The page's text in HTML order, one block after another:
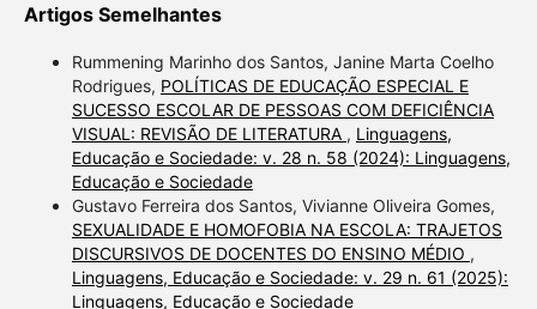
Artigos Semelhantes
Rummening Marinho dos Santos, Janine Marta Coelho
Rodrigues, POLÍTICAS DE EDUCAÇÃO ESPECIAL E
SUCESSO ESCOLAR DE PESSOAS COM DEFICIÊNCIA
VISUAL: REVISÃO DE LITERATURA , Linguagens,
Educação e Sociedade: v. 28 n. 58 (2024): Linguagens,
Educação e Sociedade
Gustavo Ferreira dos Santos, Vivianne Oliveira Gomes,
SEXUALIDADE E HOMOFOBIA NA ESCOLA: TRAJETOS
DISCURSIVOS DE DOCENTES DO ENSINO MÉDIO ,
Linguagens, Educação e Sociedade: v. 29 n. 61 (2025):
Linguagens, Educação e Sociedade